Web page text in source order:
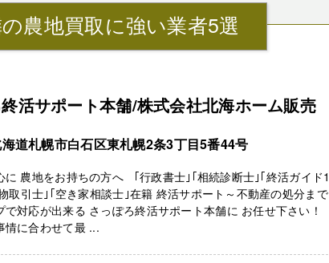
農地買取に強い業者5選
活サポート本舗/株式会社北海ホーム販売
道札幌市白石区東札幌2条3丁目5番44号
に 農地をお持ちの方へ ｢行政書士｣｢相続診断士｣｢終活ガイド1
取引士｣｢空き家相談士｣在籍 終活サポート～不動産の処分まで
で対応が出来る さっぽろ終活サポート本舗に お任せ下さい！
情に合わせて最 ...